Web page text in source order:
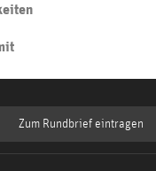
Zum Rundbrief eintragen